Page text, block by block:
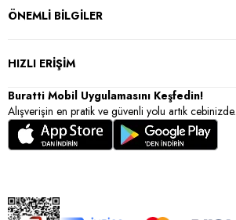
ÖNEMLİ BİLGİLER
HIZLI ERİŞİM
Buratti Mobil Uygulamasını Keşfedin!
Alışverişin en pratik ve güvenli yolu artık cebinizde.